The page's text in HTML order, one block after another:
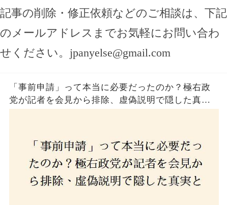
記事の削除・修正依頼などのご相談は、下記
のメールアドレスまでお気軽にお問い合わ
せください。 jpanyelse@gmail.com
「事前申請」って本当に必要だったのか？極右政
党が記者を会見から排除、虚偽説明で隠した真実